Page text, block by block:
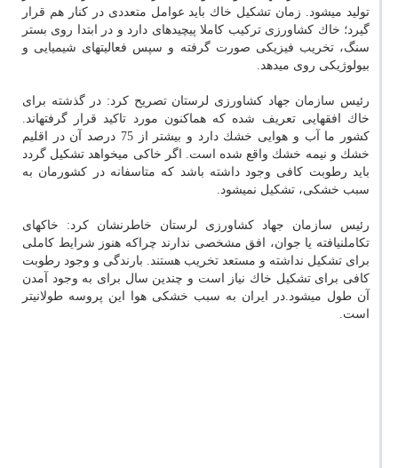
تولید می‎شود. زمان تشكیل خاك باید عوامل متعددی در كنار هم قرار
گیرد؛ خاك كشاورزی تركیب كاملا پیچیده‎ای دارد و در ابتدا روی بستر
سنگ، تخریب فیزیكی صورت گرفته و سپس فعالیت‎های شیمیایی و
بیولوژیكی روی می‎دهد.
رئیس سازمان جهاد كشاورزی لرستان تصریح كرد: در گذشته برای
خاك افق‎هایی تعریف شده كه هم‎اكنون مورد تاكید قرار گرفته‎اند.
كشور ما آب و هوایی خشك دارد و بیشتر از 75 درصد آن در اقلیم
خشك و نیمه خشك واقع شده است. اگر خاكی می‎خواهد تشكیل گردد
باید رطوبت كافی وجود داشته باشد كه متاسفانه در كشورمان به
سبب خشكی، تشكیل نمی‎شود.
رئیس سازمان جهاد كشاورزی لرستان خاطرنشان كرد: خاك‎های
تكامل‎نیافته یا جوان، افق مشخصی ندارند چراكه هنوز شرایط كاملی
برای تشكیل نداشته و مستعد تخریب هستند. بارندگی و وجود رطوبت
كافی برای تشكیل خاك نیاز است و چندین سال برای به وجود آمدن
آن طول می‎شود.در ایران به سبب خشكی هوا این پروسه طولانی‎تر
است.